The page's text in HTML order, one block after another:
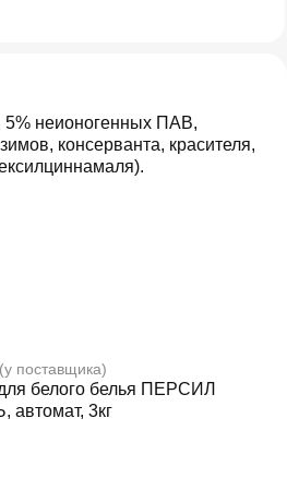
неионогенных ПАВ,
консерванта, красителя,
поставщика)
белого белья ПЕРСИЛ
3кг